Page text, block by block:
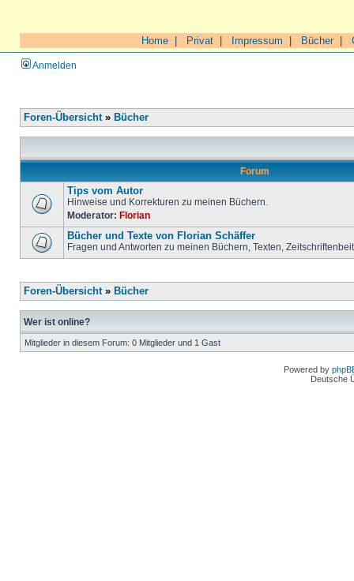
Home Privat Impressum Bücher|
Anmelden
Foren-Übersicht» Bücher
Forum
Tips vom Autor
Hinweise und Korrekturen zu meinen Büchern.
Moderator: Florian
Bücher und Texte von Florian Schäffer
Fragen und Antworten zu meinen Büchern, Texten,
Foren-Übersicht» Bücher
Wer ist online?
Mitglieder in diesem Forum: 0 Mitglieder und 1 Gast
Powered by
Deutsche